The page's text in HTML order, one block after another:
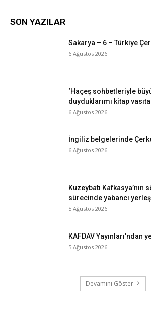
SON YAZILAR
Sakarya – 6 – Türkiye
6 Ağustos 2026
‘Haçeş sohbetleriyle
duyduklarımı kitap
6 Ağustos 2026
İngiliz belgelerinde
6 Ağustos 2026
Kuzeybatı
sürecinde yabancı
5 Ağustos 2026
KAFDAV Yayınları’ndan
5 Ağustos 2026
Devamını Göster